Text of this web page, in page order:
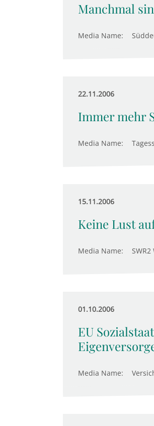
Manchmal
Media Name:
22.11.2006
Immer mehr
Media Name:
15.11.2006
Keine Lust
Media Name: SWR2
01.10.2006
EU
Media Name: